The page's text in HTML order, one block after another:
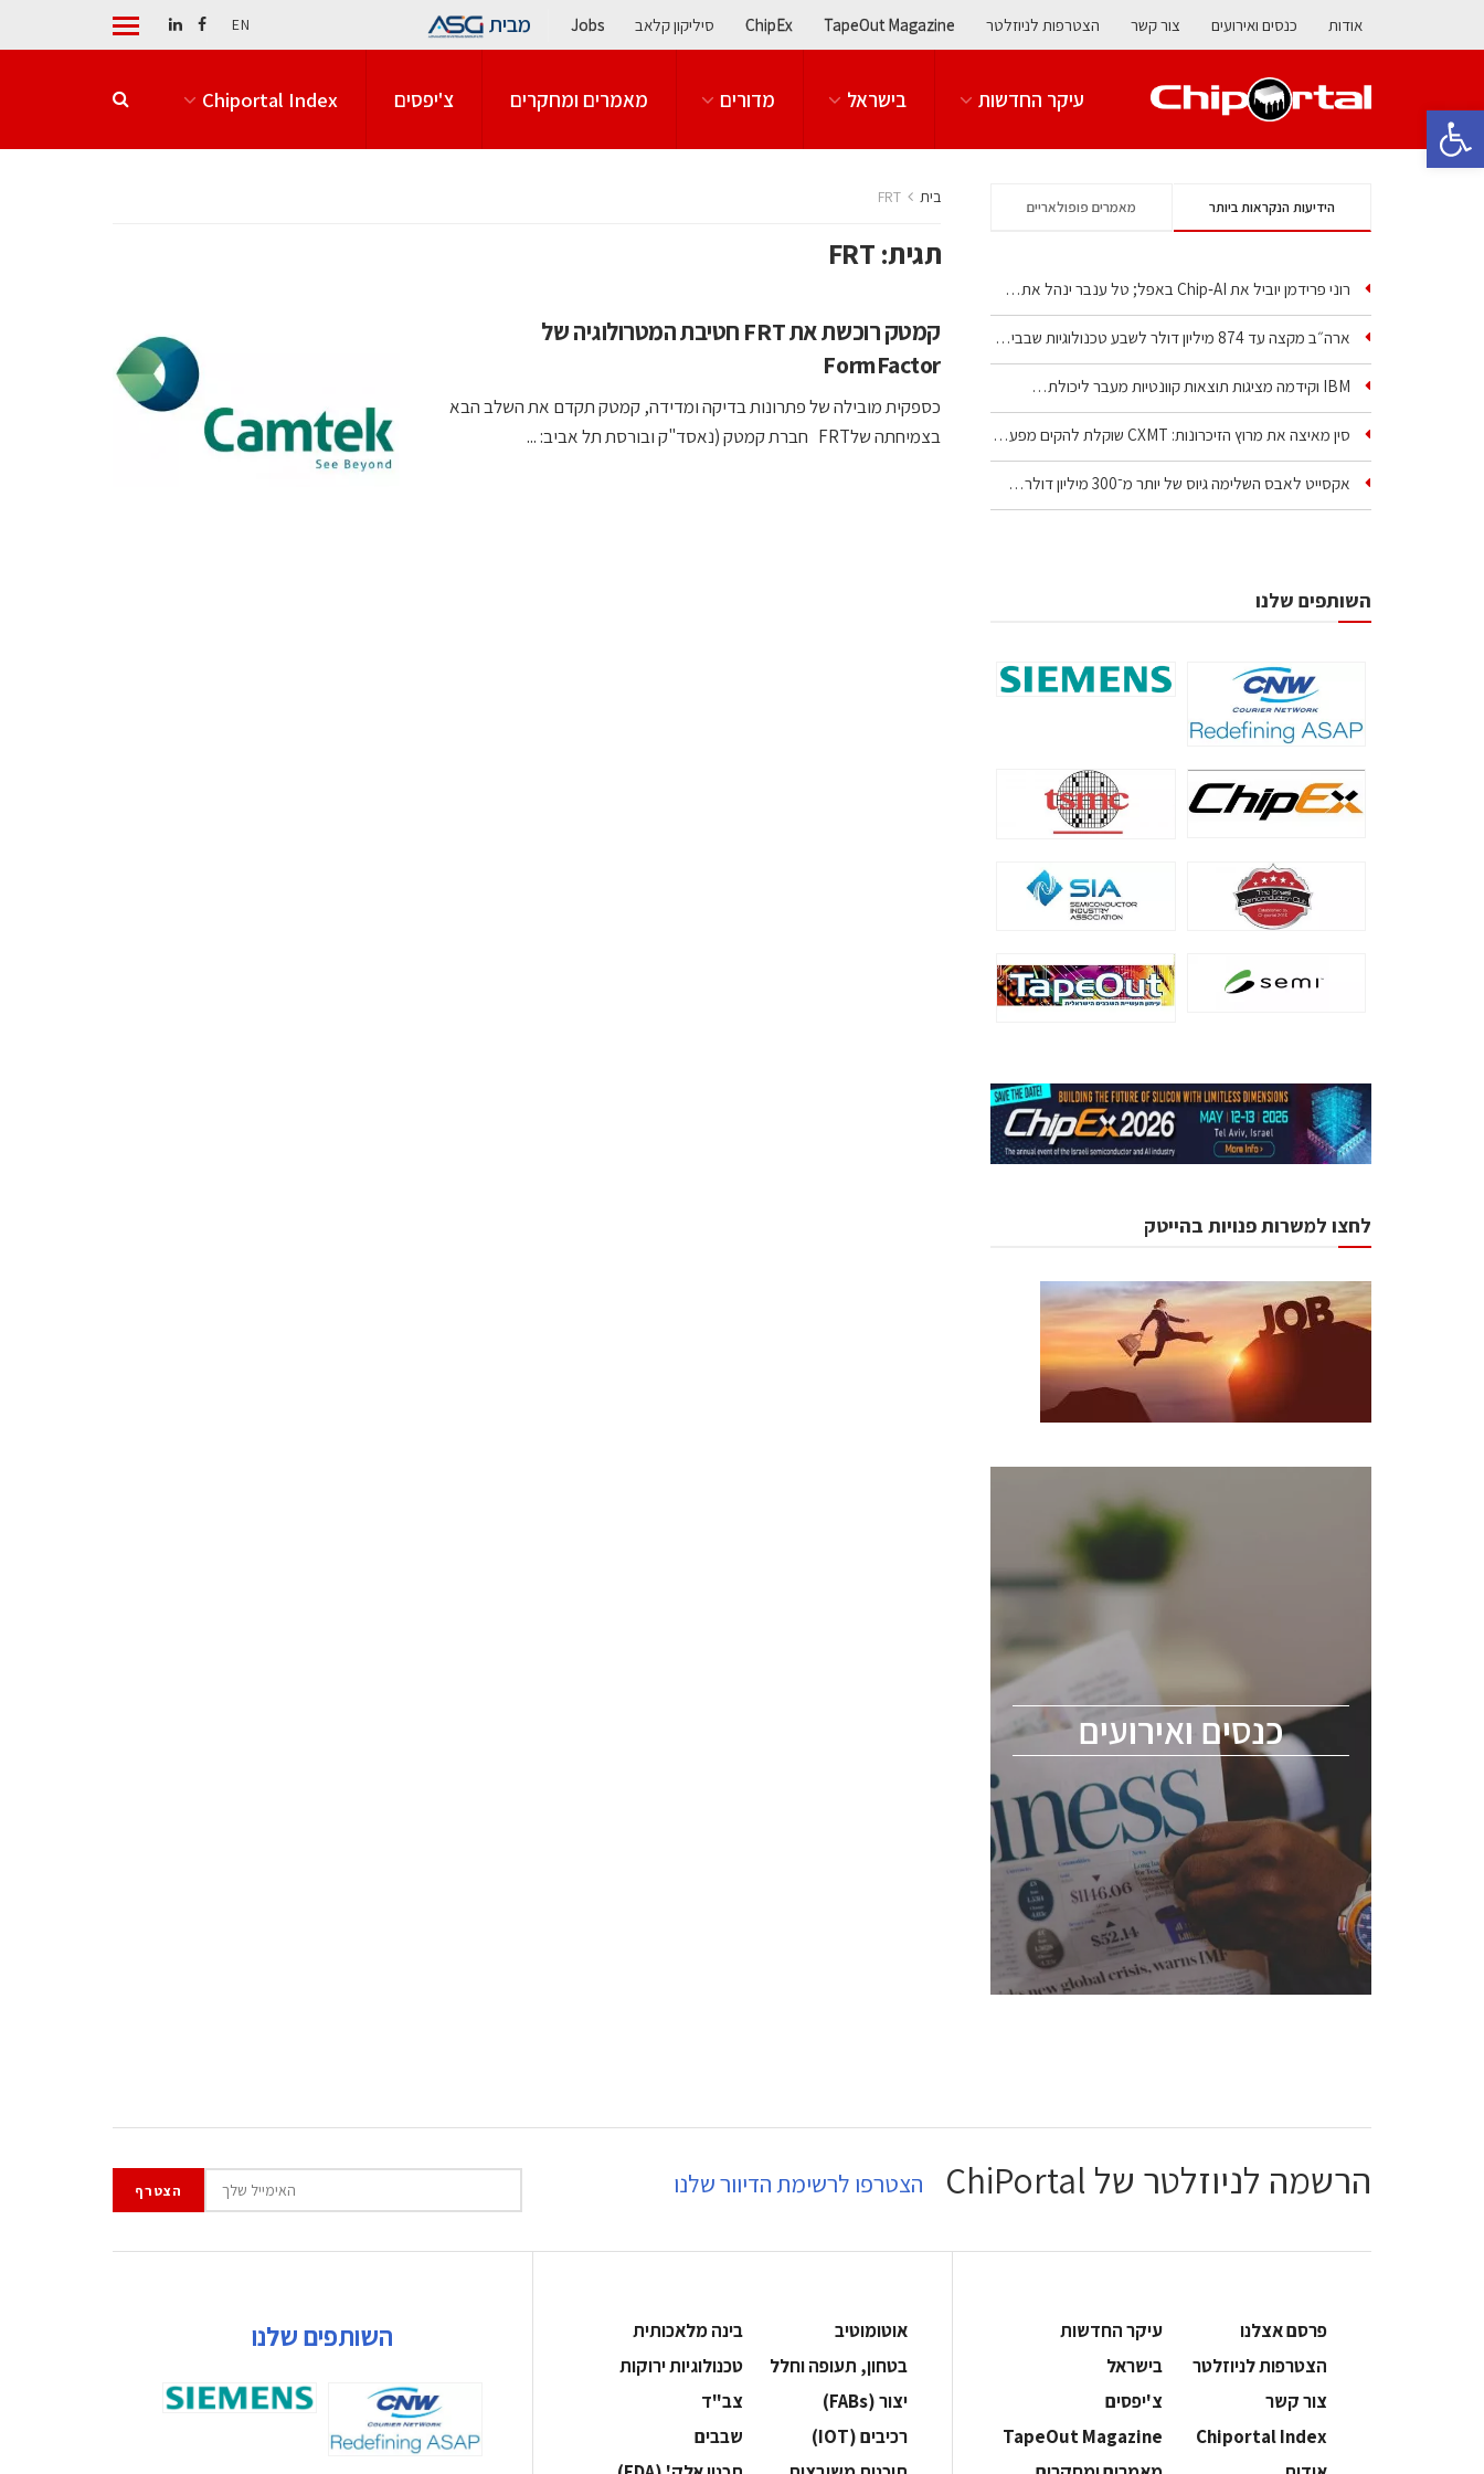
פתח סרגל נגישות
אודות כנסים ואירועים צור קשר הצטרפות לניוזלטר TapeOut Magazine
ChipEx סיליקון קלאב Jobs מבית EN
עיקר החדשות בישראל מדורים מאמרים ומחקרים צ'יפסים Chiportal Index
בית FRT
תגית: FRT
קמטק רוכשת את FRT חטיבת המטרולוגיה של
FormFactor
כספקית מובילה של פתרונות בדיקה ומדידה, קמטק תקדם את השלב הבא
בצמיחתה שלFRT חברת קמטק (נאסד"ק ובורסת תל אביב: ...
הידיעות הנקראות ביותר מאמרים פופולאריים
רוני פרידמן יוביל את Chip‑AI באפל; טל ענבר ינהל את…
ארה״ב מקצה עד 874 מיליון דולר לשבע טכנולוגיות שבבים…
IBM וקידמה מציגות תוצאות קוונטיות מעבר ליכולת…
סין מאיצה את מרוץ הזיכרונות: CXMT שוקלת להקים מפעל…
אקסייט לאבס השלימה גיוס של יותר מ־300 מיליון דולר…
השותפים שלנו
לחצו למשרות פנויות בהייטק
כנסים ואירועים
כנסים ואירועים
הסמיקונדקטור כולל מהנדסים, מומחים מקצועיים
ChipEx2026 will be held on May 12-13,
2026. The conference is intended for
everyone involved in the semiconductor
industry, including engineers, professional
experts, and senior executives.
לחץ לפרטים
הרשמה לניוזלטר של ChiPortal הצטרפו לרשימת הדיוור שלנו
פרסם אצלנו
עיקר החדשות
הצטרפות לניוזלטר
בישראל
צור קשר
צ'יפסים
Chiportal Index
TapeOut Magazine
אוטומוטיב
בינה מלאכותית
בטחון, תעופה וחלל
‫טכנולוגיות ירוקות‬
‫יצור (‪(FABs‬‬
‫צב"ד‬
‫רכיבים‬ (IOT)
‫שבבים‬
השותפים שלנו